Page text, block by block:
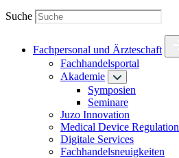
Suche
Fachpersonal und Ärzteschaft
Fachhandelsportal
Akademie
Symposien
Seminare
Juzo Innovation
Medical Device
Digitale Services
Fachhandelsneuigkeiten